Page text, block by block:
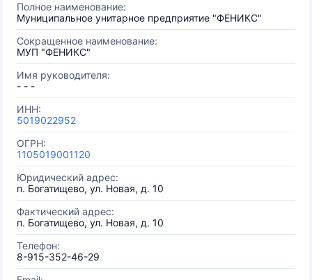
Полное наименование:
Муниципальное унитарное предприятие "ФЕНИКС"
Сокращенное наименование:
МУП "ФЕНИКС"
Имя руководителя:
- - -
ИНН:
5019022952
ОГРН:
1105019001120
Юридический адрес:
п. Богатищево, ул. Новая, д. 10
Фактический адрес:
п. Богатищево, ул. Новая, д. 10
Телефон:
8-915-352-46-29